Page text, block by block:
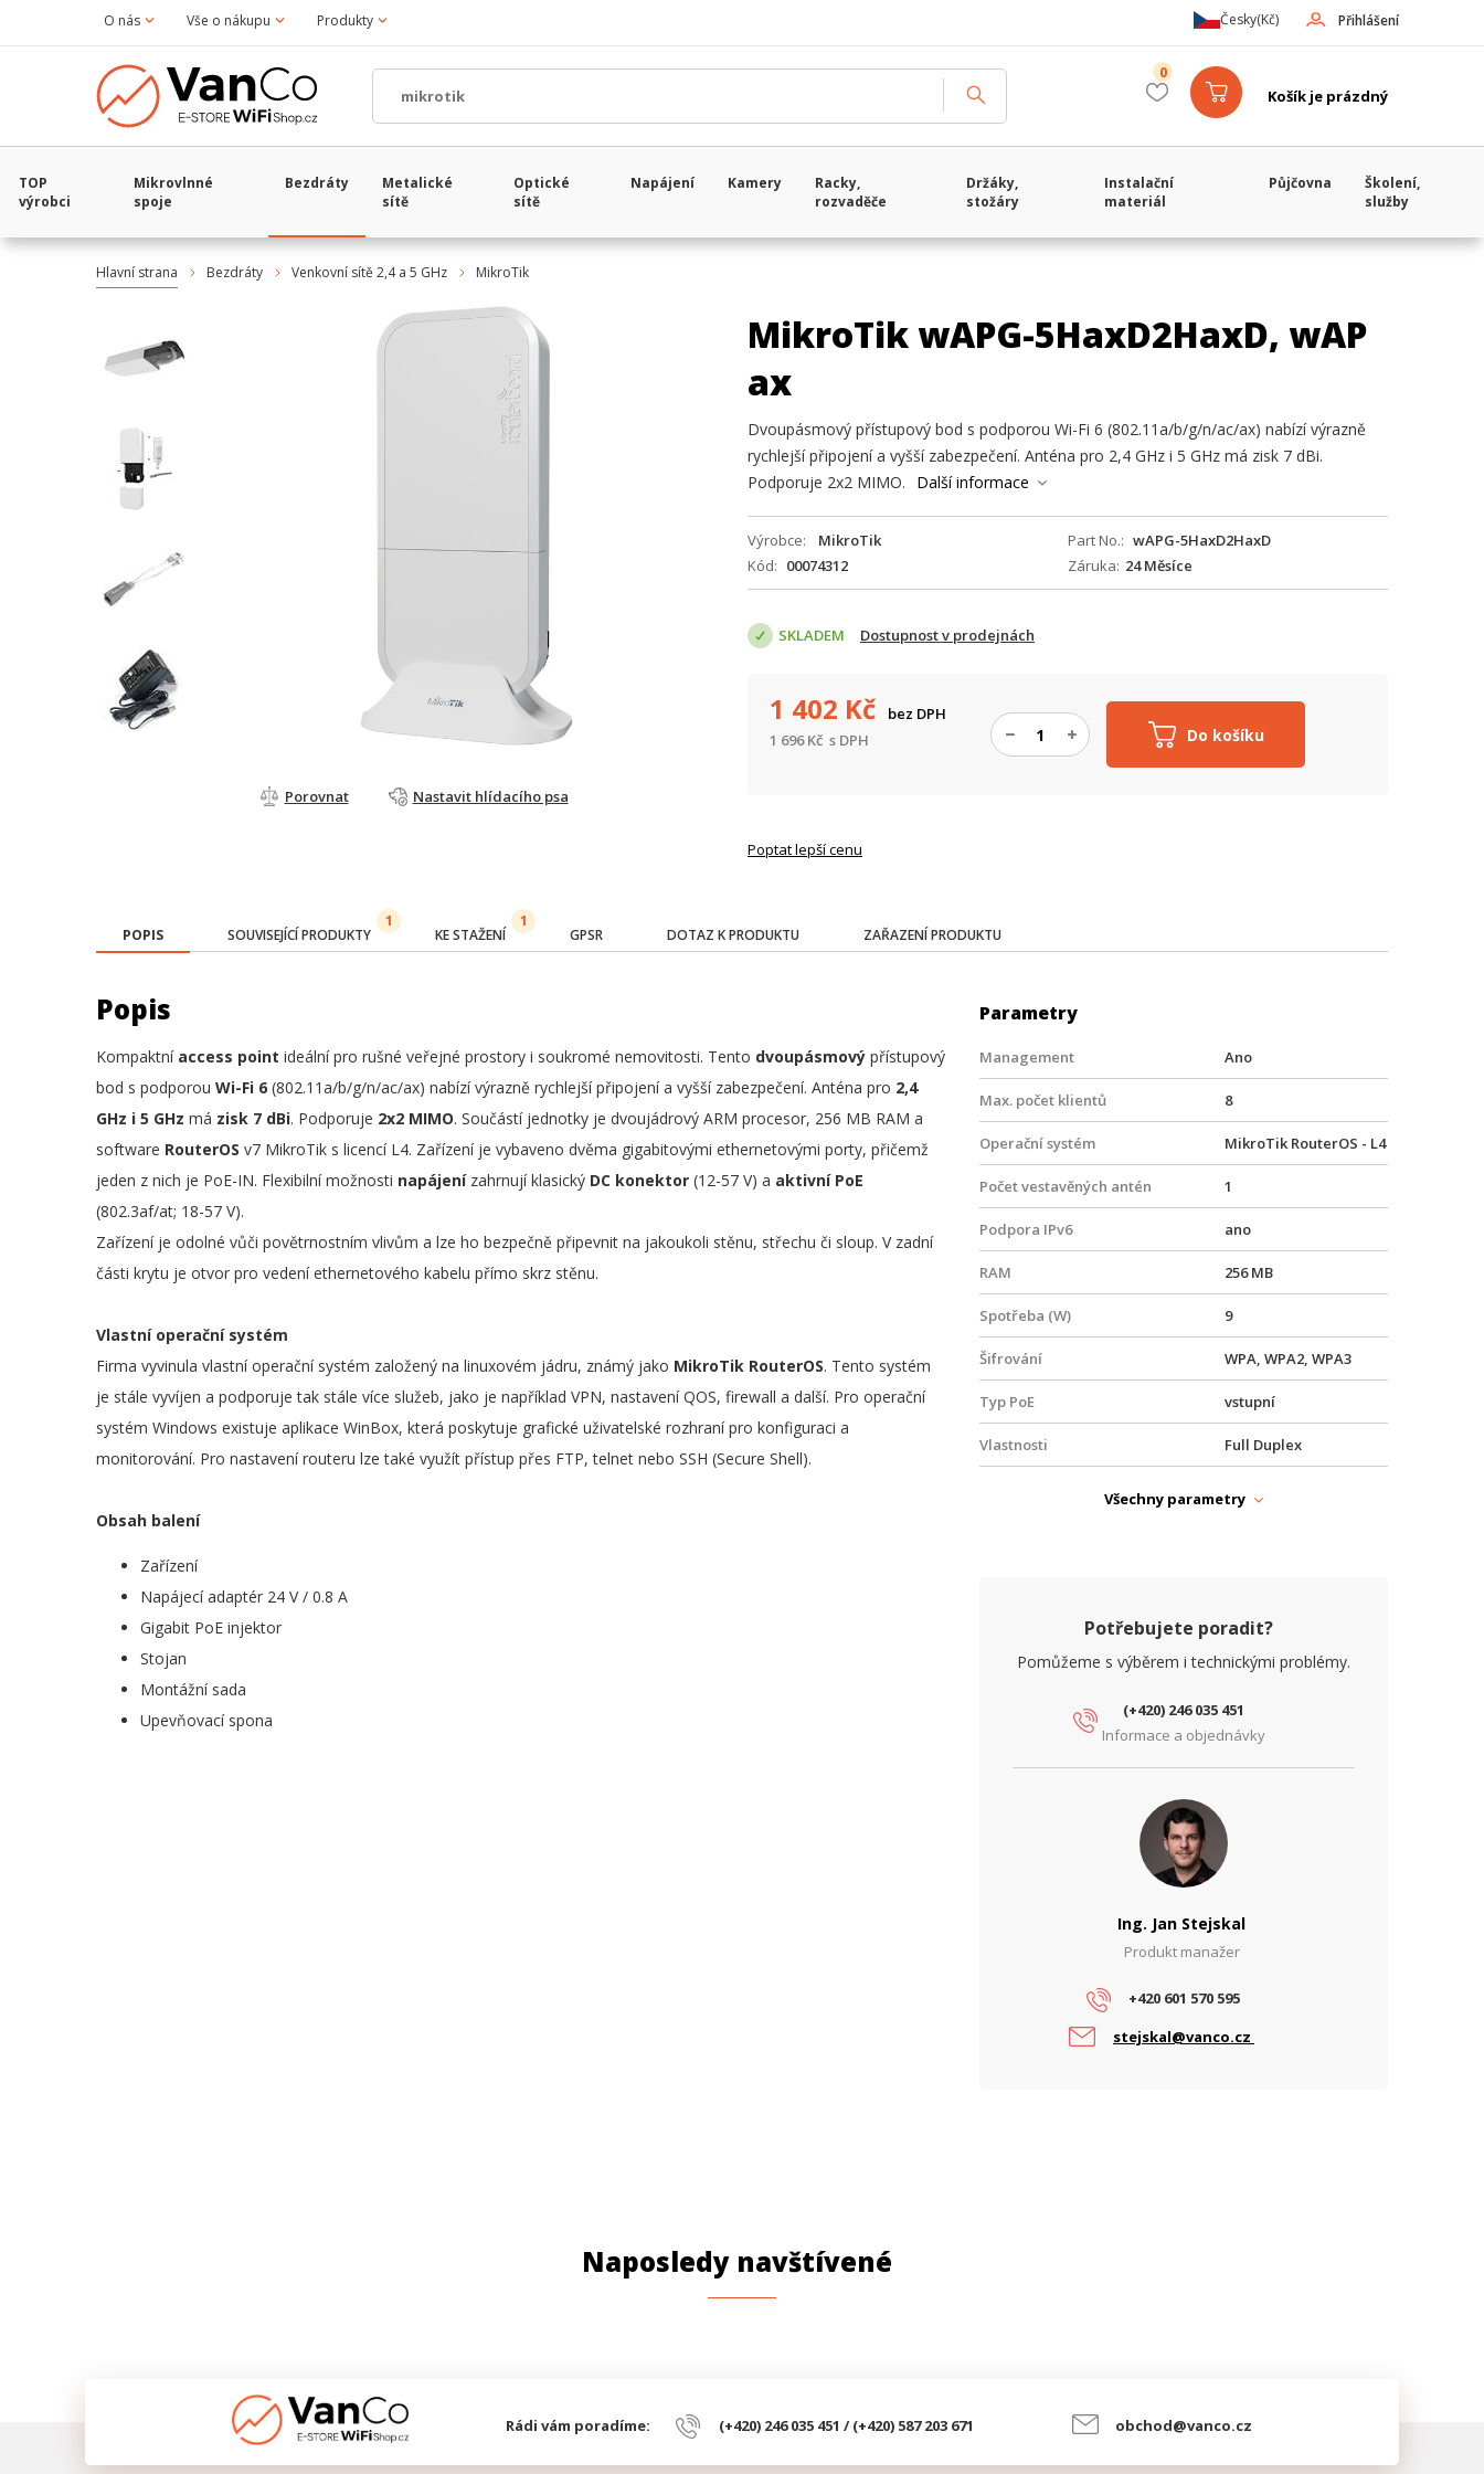
O nás Vše o nákupu Produkty Přihlášení
Česky(Kč)
Košík je prázdný
0
TOP
výrobci
Mikrovlnné
spoje
Bezdráty
Metalické
sítě
Optické
sítě
Napájení Kamery
Racky,
rozvaděče
Držáky,
stožáry
Instalační
materiál
Půjčovna
Školení,
služby
Hlavní strana Bezdráty Venkovní sítě 2,4 a 5 GHz MikroTik
Porovnat Nastavit hlídacího psa
MikroTik wAPG-5HaxD2HaxD, wAP
ax
Dvoupásmový přístupový bod s podporou Wi-Fi 6 (802.11a/b/g/n/ac/ax) nabízí výrazně
rychlejší připojení a vyšší zabezpečení. Anténa pro 2,4 GHz i 5 GHz má zisk 7 dBi.
Podporuje 2x2 MIMO.
Další informace
Výrobce MikroTik Part No.
wAPG-5HaxD2HaxD
Kód
00074312 Záruka 24 Měsíce
SKLADEM Dostupnost v prodejnách
Do košíku
1 402 Kč
bez DPH
1 696Kč s DPH
Poptat lepší cenu
POPIS SOUVISEJÍCÍ PRODUKTY
1
KE STAŽENÍ
1
GPSR DOTAZ K PRODUKTU ZAŘAZENÍ PRODUKTU
Popis
Kompaktní access point ideální pro rušné veřejné prostory i soukromé nemovitosti. Tento dvoupásmový přístupový
bod s podporou Wi-Fi 6 (802.11a/b/g/n/ac/ax) nabízí výrazně rychlejší připojení a vyšší zabezpečení. Anténa pro 2,4
GHz i 5 GHz má zisk 7 dBi. Podporuje 2x2 MIMO. Součástí jednotky je dvoujádrový ARM procesor, 256 MB RAM a
software RouterOS v7 MikroTik s licencí L4. Zařízení je vybaveno dvěma gigabitovými ethernetovými porty, přičemž
jeden z nich je PoE-IN. Flexibilní možnosti napájení zahrnují klasický DC konektor (12-57 V) a aktivní PoE
(802.3af/at; 18-57 V).
Zařízení je odolné vůči povětrnostním vlivům a lze ho bezpečně připevnit na jakoukoli stěnu, střechu či sloup. V zadní
části krytu je otvor pro vedení ethernetového kabelu přímo skrz stěnu.
Vlastní operační systém
Firma vyvinula vlastní operační systém založený na linuxovém jádru, známý jako MikroTik RouterOS. Tento systém
je stále vyvíjen a podporuje tak stále více služeb, jako je například VPN, nastavení QOS, firewall a další. Pro operační
systém Windows existuje aplikace WinBox, která poskytuje grafické uživatelské rozhraní pro konfiguraci a
monitorování. Pro nastavení routeru lze také využít přístup přes FTP, telnet nebo SSH (Secure Shell).
Obsah balení
Zařízení
Napájecí adaptér 24 V / 0.8 A
Gigabit PoE injektor
Stojan
Montážní sada
Upevňovací spona
Parametry
Management Ano
Max. počet klientů 8
Operační systém MikroTik RouterOS - L4
Počet vestavěných antén 1
Podpora IPv6 ano
RAM 256 MB
Spotřeba (W) 9
Šifrování WPA, WPA2, WPA3
Typ PoE vstupní
Vlastnosti Full Duplex
FYZICKÉ PARAMETRY
Hloubka (mm)
30
Venkovní, Na zeď, Na
85
Počet PoE Out portů
WiFi Standardy WiFi 6 (802.11ax)
Všechny parametry
Potřebujete poradit?
Pomůžeme s výběrem i technickými problémy.
(+420) 246 035 451
Informace a objednávky
Ing. Jan Stejskal
Produkt manažer
+420 601 570 595
stejskal@vanco.cz
Naposledy navštívené
Rádi vám poradíme: (+420) 246 035 451 / (+420) 587 203 671 obchod@vanco.cz